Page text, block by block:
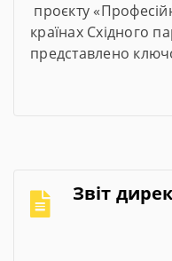
проєкту
країнах Східного
представлено
Звіт